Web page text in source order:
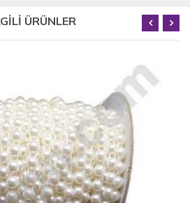
ÜRÜNLER